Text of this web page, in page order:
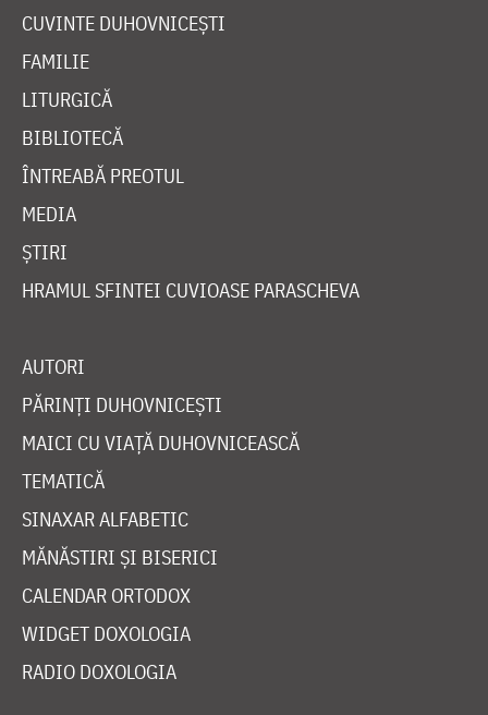
CUVINTE DUHOVNICEȘTI
FAMILIE
LITURGICĂ
BIBLIOTECĂ
ÎNTREABĂ PREOTUL
MEDIA
ȘTIRI
HRAMUL SFINTEI CUVIOASE PARASCHEVA
AUTORI
PĂRINȚI DUHOVNICEȘTI
MAICI CU VIAȚĂ DUHOVNICEASCĂ
TEMATICĂ
SINAXAR ALFABETIC
MĂNĂSTIRI ȘI BISERICI
CALENDAR ORTODOX
WIDGET DOXOLOGIA
RADIO DOXOLOGIA